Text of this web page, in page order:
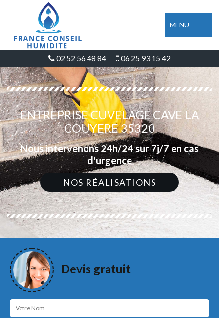
MENU
02 52 56 48 84 06 25 93 15 42
ENTREPRISE CUVELAGE CAVE LA
COUYERE 35320
Nous intervenons 24h/24 sur 7j/7 en cas
d'urgence
NOS RÉALISATIONS
Devis gratuit